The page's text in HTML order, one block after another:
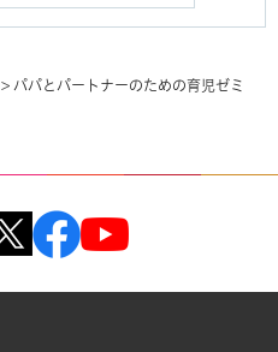
> パパとパートナーのための育児ゼミ